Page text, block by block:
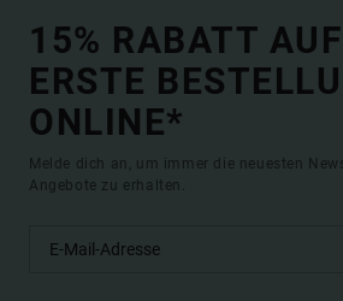
15% RABATT
ERSTE
ONLINE*
Melde dich an, um immer die neuesten
Angebote zu erhalten.